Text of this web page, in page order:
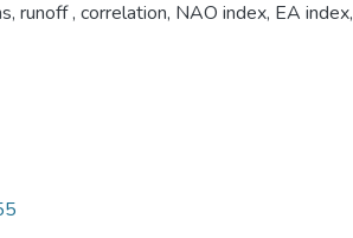
runoff , correlation, NAO index, EA index,